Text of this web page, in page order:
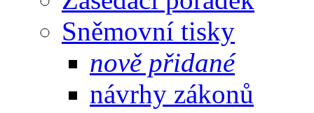
Sněmovní tisky
nově přidané
návrhy zákonů